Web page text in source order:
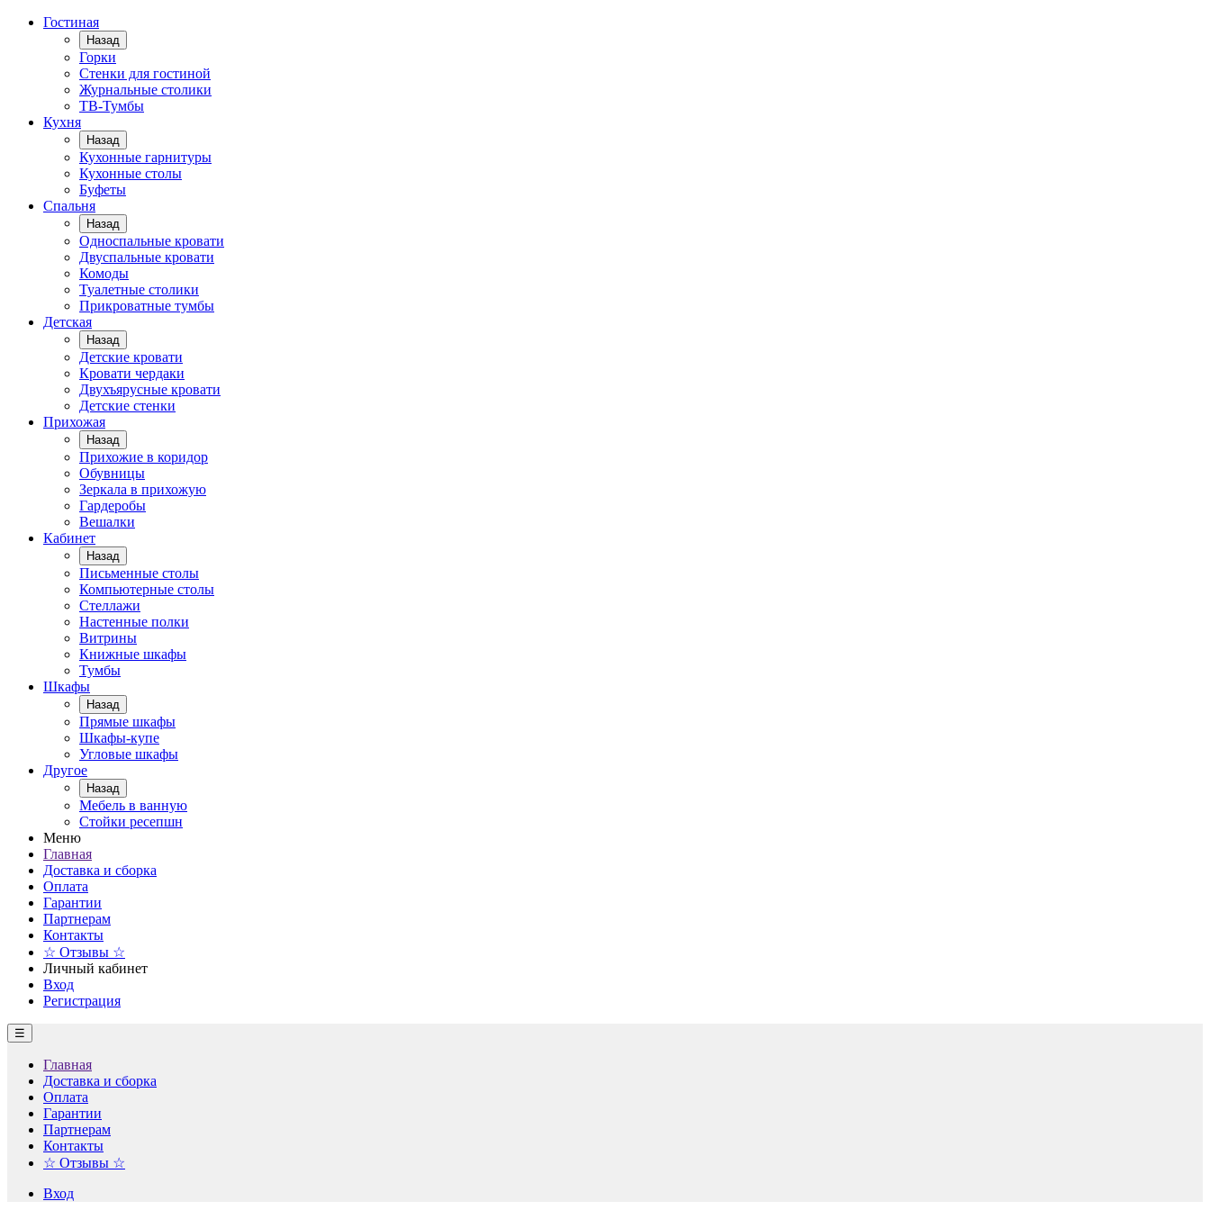
Гостиная
Назад
Горки
Стенки для гостиной
Журнальные столики
TВ-Тумбы
Кухня
Назад
Кухонные гарнитуры
Кухонные столы
Буфеты
Спальня
Назад
Односпальные кровати
Двуспальные кровати
Комоды
Туалетные столики
Прикроватные тумбы
Детская
Назад
Детские кровати
Кровати чердаки
Двухъярусные кровати
Детские стенки
Прихожая
Назад
Прихожие в коридор
Обувницы
Зеркала в прихожую
Гардеробы
Вешалки
Кабинет
Назад
Письменные столы
Компьютерные столы
Стеллажи
Настенные полки
Витрины
Книжные шкафы
Тумбы
Шкафы
Назад
Прямые шкафы
Шкафы-купе
Угловые шкафы
Другое
Назад
Мебель в ванную
Стойки ресепшн
Меню
Главная
Доставка и сборка
Оплата
Гарантии
Партнерам
Контакты
☆ Отзывы ☆
Личный кабинет
Вход
Регистрация
☰
Главная
Доставка и сборка
Оплата
Гарантии
Партнерам
Контакты
☆ Отзывы ☆
Вход